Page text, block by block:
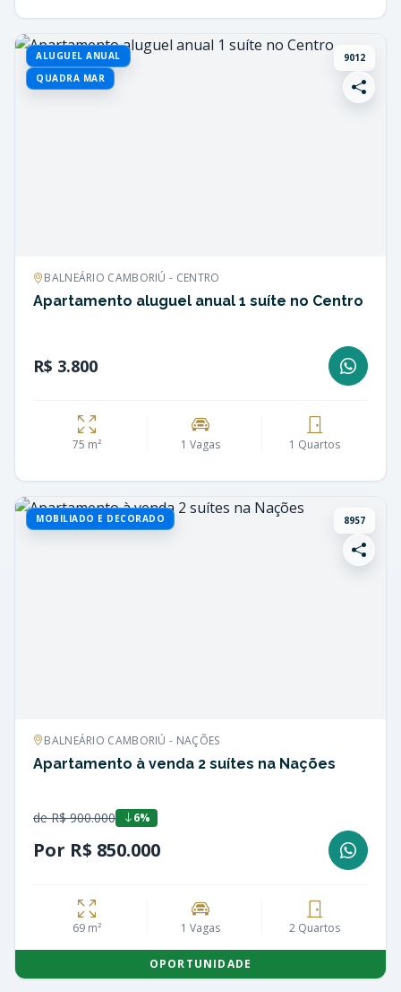
ALUGUEL ANUAL
QUADRA MAR
9012
BALNEÁRIO CAMBORIÚ - CENTRO
Apartamento aluguel anual 1 suíte no Centro
R$ 3.800
75 m² 1 Vagas 1 Quartos
MOBILIADO E DECORADO 8957
BALNEÁRIO CAMBORIÚ - NAÇÕES
Apartamento à venda 2 suítes na Nações
de R$ 900.000 6%
Por R$ 850.000
69 m² 1 Vagas 2 Quartos
OPORTUNIDADE